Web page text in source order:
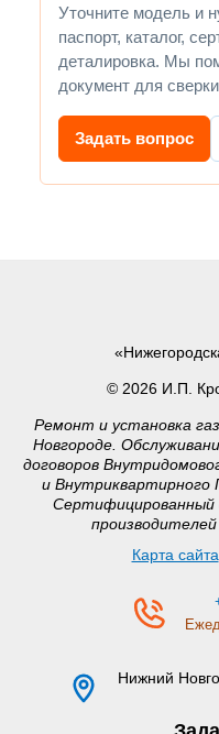
Уточните модель и
паспорт, каталог,
деталировка. Мы
документ для
Задать вопрос
© 2026 И.П.
Ремонт и установка
Новгороде.
договоров
и Внутриквартирного
Сертифицированный
производителей
Карта сайта
Нижний